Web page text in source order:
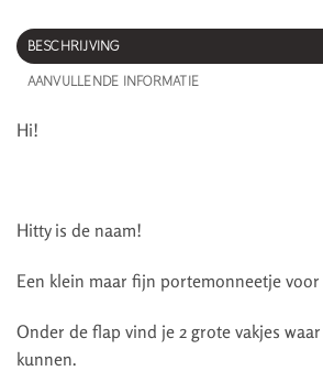
BESCHRIJVING
AANVULLENDE INFORMATIE
Hi!
Hitty is de naam!
Een klein maar fijn portemonneetje voor
Onder de flap vind je 2 grote vakjes
kunnen.